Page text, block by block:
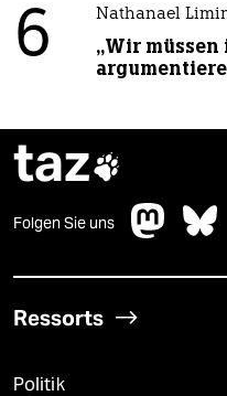
6 Nathanael
„Wir müssen
taz
Folgen Sie uns
Ressorts
Politik